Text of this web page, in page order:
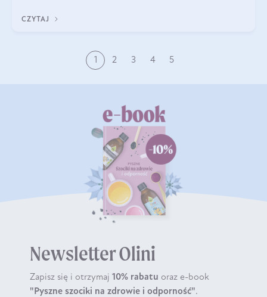
CZYTAJ
1 2 3 4 5
Newsletter Olini
Zapisz się i otrzymaj 10% rabatu oraz e-book
"Pyszne szociki na zdrowie i odporność".